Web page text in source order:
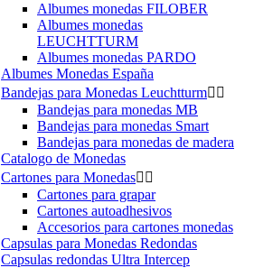
Albumes monedas FILOBER
Albumes monedas
LEUCHTTURM
Albumes monedas PARDO
Albumes Monedas España
Bandejas para Monedas Leuchtturm 
Bandejas para monedas MB
Bandejas para monedas Smart
Bandejas para monedas de madera
Catalogo de Monedas
Cartones para Monedas 
Cartones para grapar
Cartones autoadhesivos
Accesorios para cartones monedas
Capsulas para Monedas Redondas
Capsulas redondas Ultra Intercep